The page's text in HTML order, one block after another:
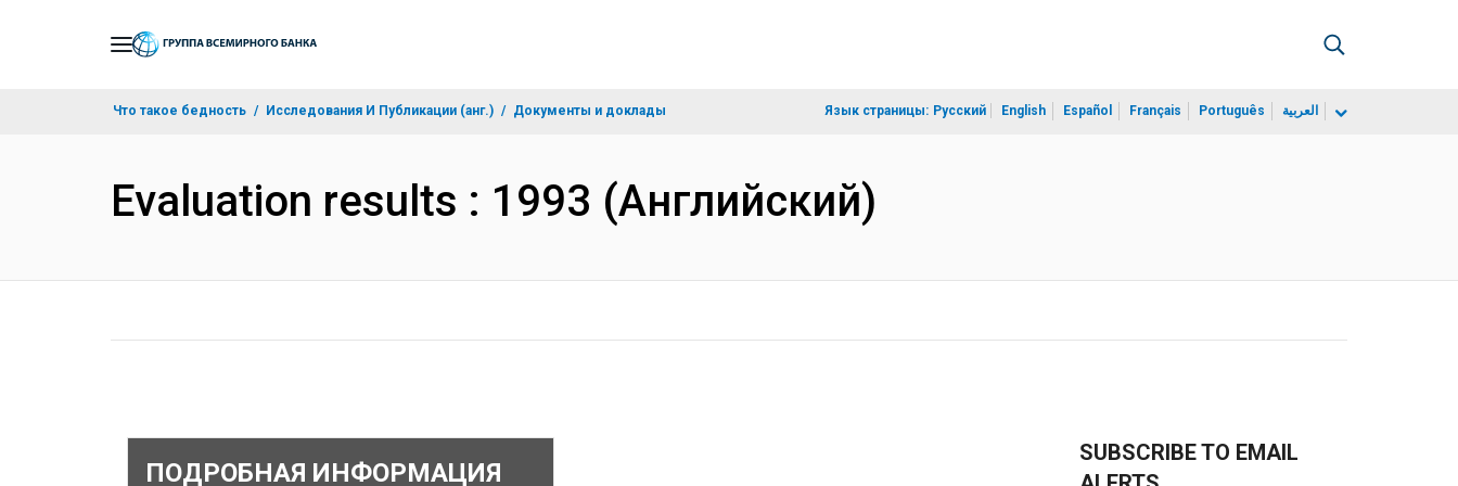
Что такое бедность Исследования И Публикации (анг.) Документы и доклады Язык страницы: Русский English Español Français Português العربية
Evaluation results : 1993 (Английский)
ПОДРОБНАЯ ИНФОРМАЦИЯ
SUBSCRIBE TO EMAIL